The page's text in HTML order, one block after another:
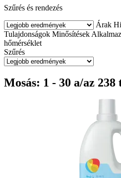
Szűrés és rendezés
Árak
Tulajdonságok Minősítések
hőmérséklet
Szűrés
Mosás: 1 - 30 a/az